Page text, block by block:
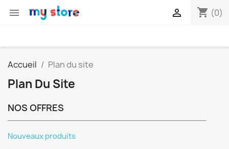
 shopping_cart (0)

Accueil Plan du site
Plan Du Site
NOS OFFRES
Nouveaux produits